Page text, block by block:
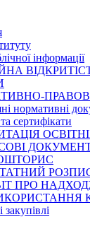
інформації
нормативні
та сертифікати
ПРО
закупівлі